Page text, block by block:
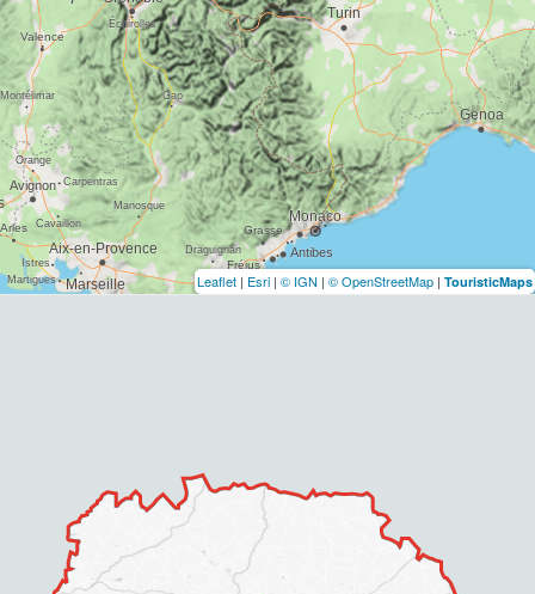
Leaflet | Esri | © IGN | © OpenStreetMap | TouristicMaps